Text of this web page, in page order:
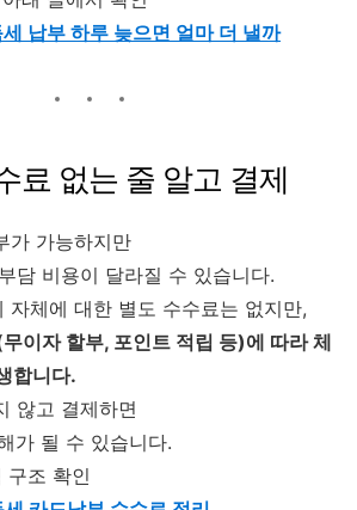
납부 하루 늦으면 얼마 더 낼까
없는 줄 알고 결제
가 가능하지만
담 비용이 달라질 수 있습니다.
자체에 대한 별도 수수료는 없지만,
이자 할부, 포인트 적립 등)에 따라 체
합니다.
않고 결제하면
가 될 수 있습니다.
조 확인